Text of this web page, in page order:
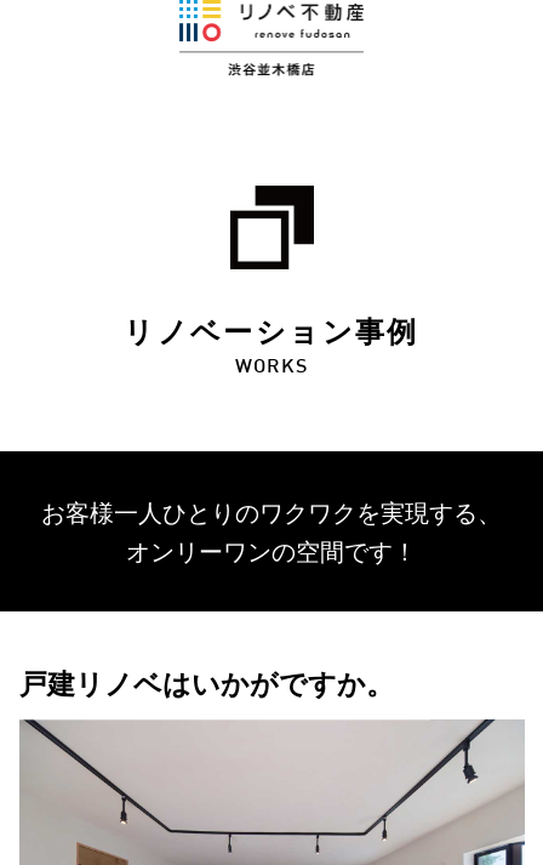
リノベーション事例
WORKS
お客様一人ひとりのワクワクを実現する、
オンリーワンの空間です！
戸建リノベはいかがですか。